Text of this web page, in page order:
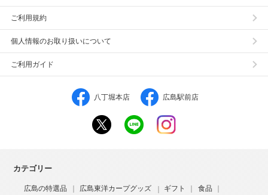
ご利用規約
個人情報のお取り扱いについて
ご利用ガイド
八丁堀本店 広島駅前店
カテゴリー
広島の特選品 広島東洋カープグッズ ギフト 食品